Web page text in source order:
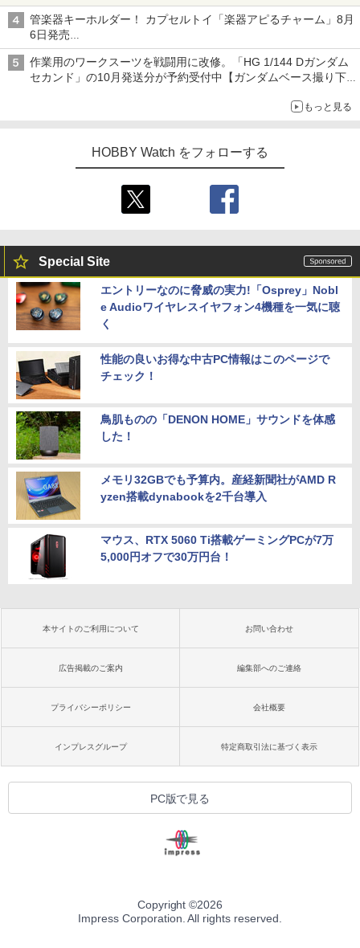
子どもが楽しめるかっぱ寿司ならではの体験とコラボの楽しさを
追求
管楽器キーホルダー！ カプセルトイ「楽器アピるチャーム」8月
6日発売
チューバ、テナサクなど5種各3色
作業用のワークスーツを戦闘用に改修。「HG 1/144 Dガンダム
セカンド」の10月発送分が予約受付中【ガンダムベース撮り下
もっと見る
HOBBY Watch をフォローする
Special Site
エントリーなのに脅威の実力!「Osprey」Nobl
e Audioワイヤレスイヤフォン4機種を一気に聴
く
性能の良いお得な中古PC情報はこのページで
チェック！
鳥肌ものの「DENON HOME」サウンドを体感
した！
メモリ32GBでも予算内。産経新聞社がAMD R
yzen搭載dynabookを2千台導入
マウス、RTX 5060 Ti搭載ゲーミングPCが7万
5,000円オフで30万円台！
本サイトのご利用について お問い合わせ
広告掲載のご案内 編集部へのご連絡
プライバシーポリシー 会社概要
インプレスグループ 特定商取引法に基づく表示
PC版で見る
Copyright ©2026
Impress Corporation. All rights reserved.